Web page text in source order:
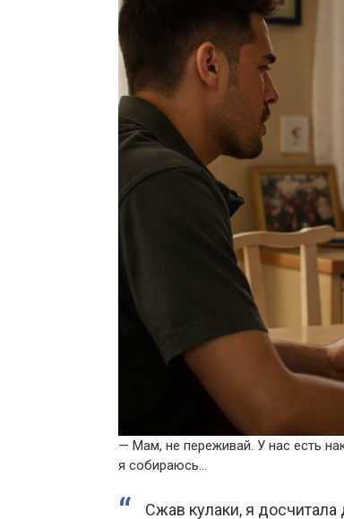
— Мам, не переживай. У нас есть
я собираюсь…
Сжав кулаки, я